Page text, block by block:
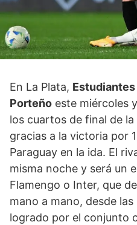
En La Plata, Estudiantes
Porteño este miércoles
los cuartos de final de la
gracias a la victoria por
Paraguay en la ida. El
misma noche y será un
Flamengo o Inter, que
mano a mano, desde
logrado por el conjunto